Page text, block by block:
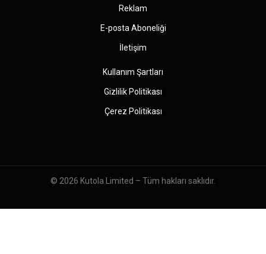
Reklam
E-posta Aboneliği
İletişim
Kullanım Şartları
Gizlilik Politikası
Çerez Politikası
© 2026 Kutola Limited – Tüm hakları saklıdır.